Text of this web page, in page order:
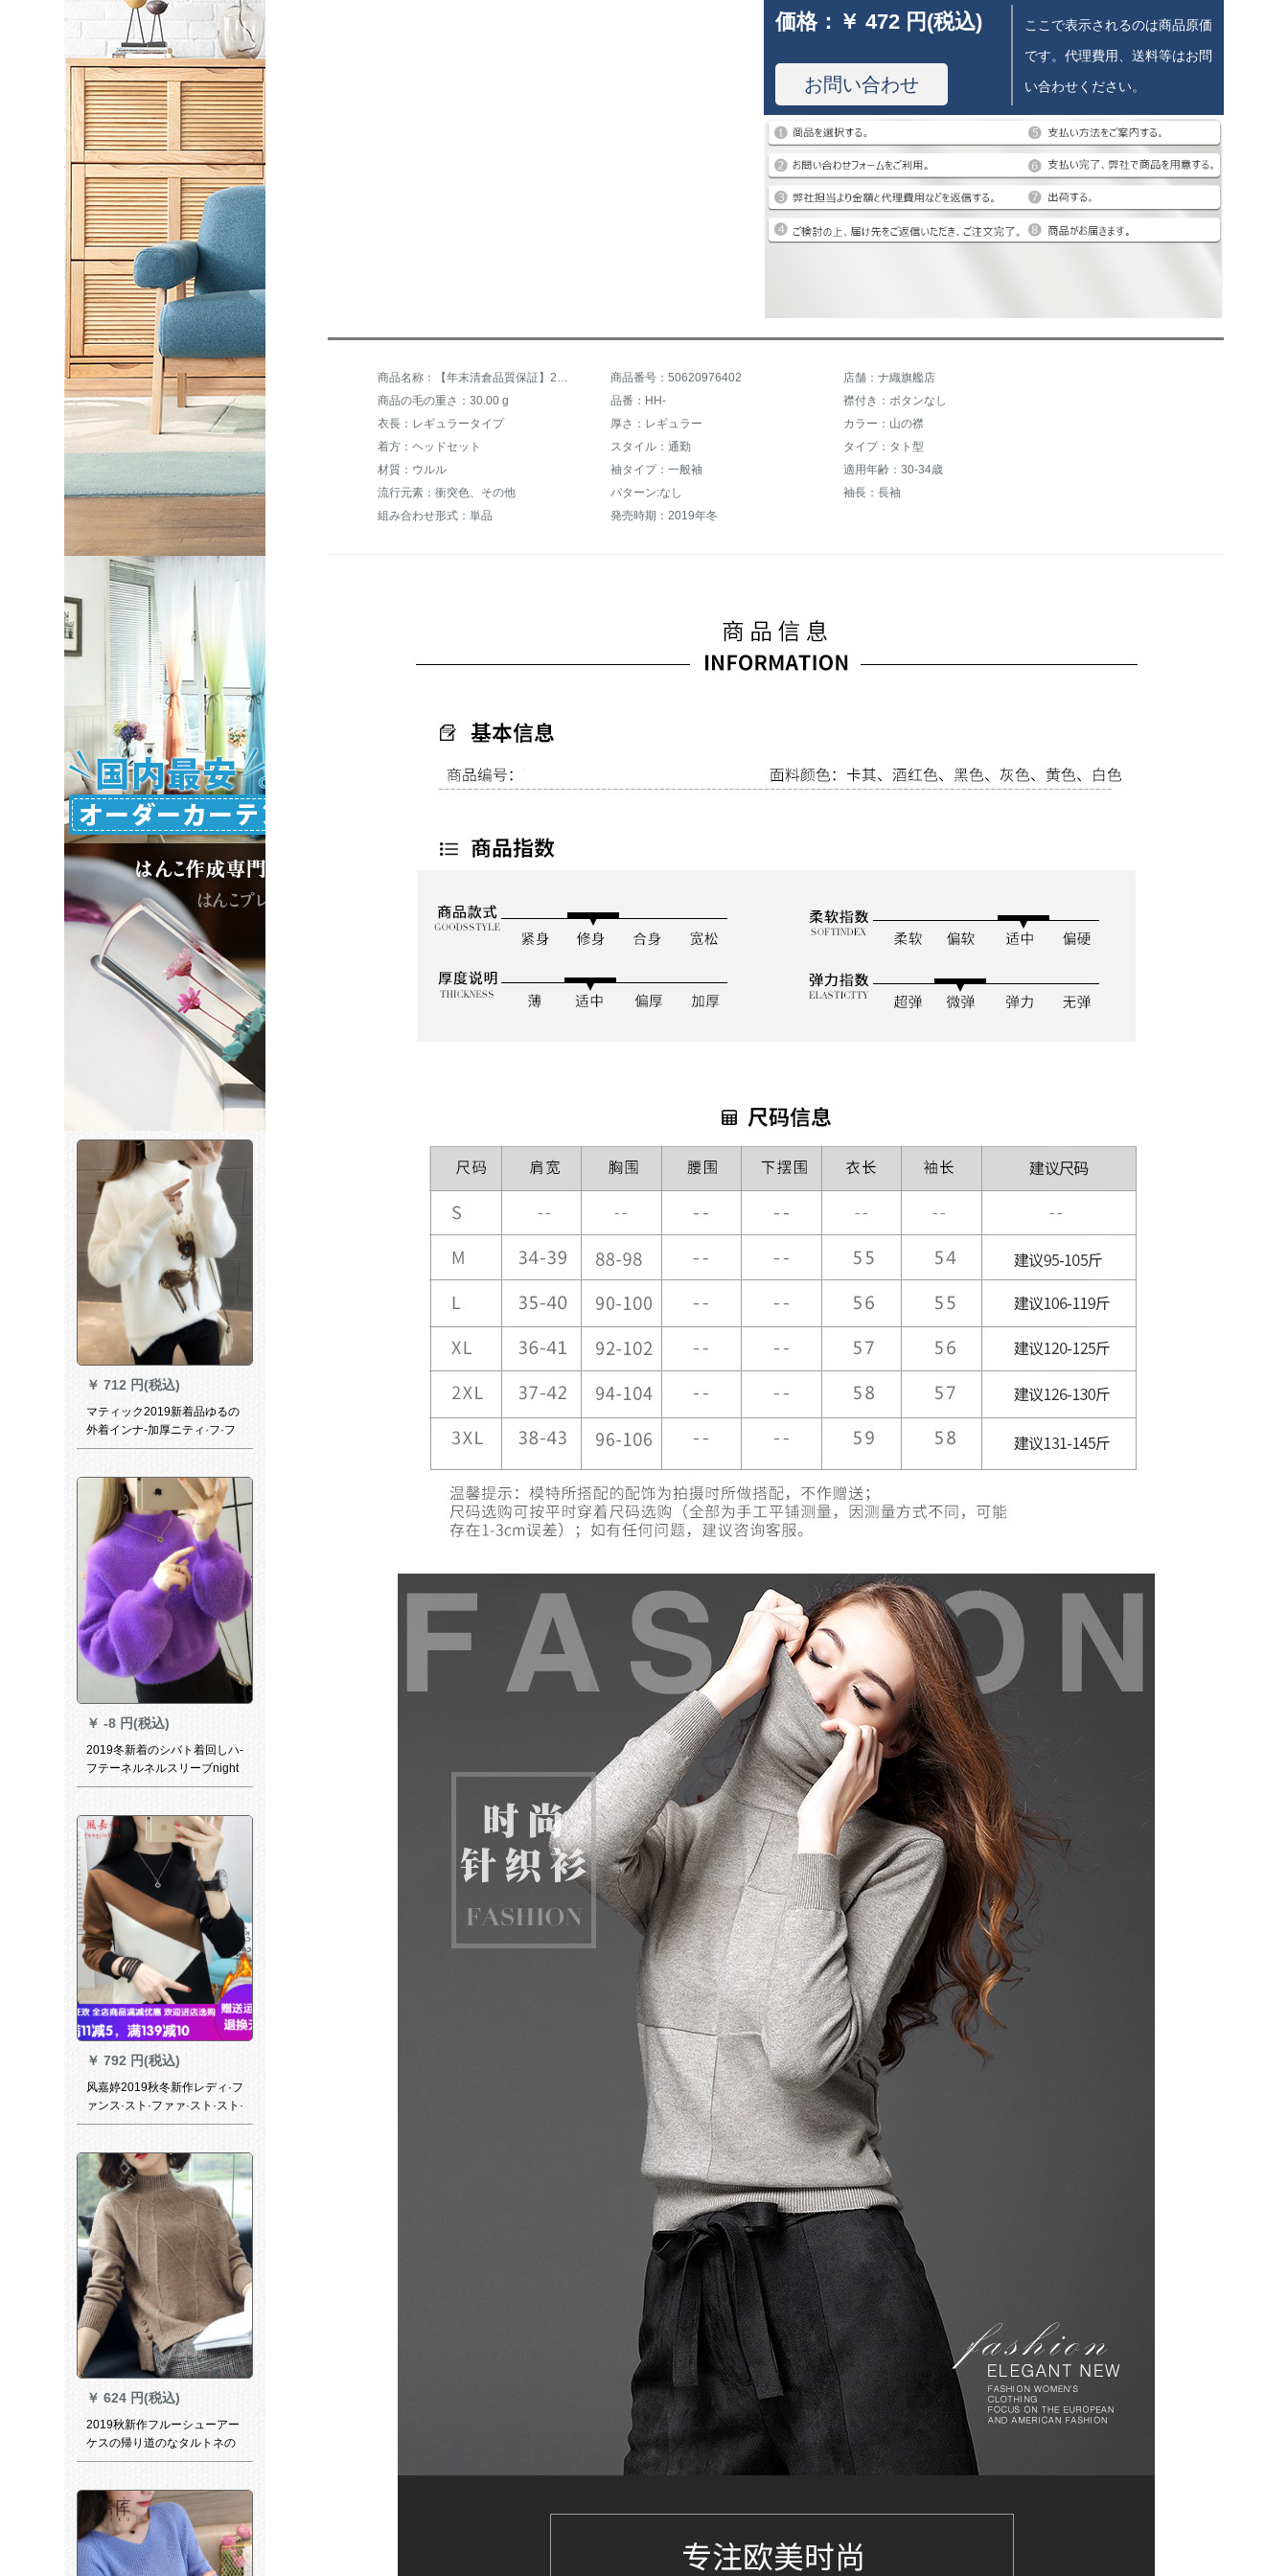
￥ 712 円(税込)
マティック2019新着品ゆるの
外着インナ-加厚ニティ·フ·フ
ァック·ショッカーをモデルに
￥ -8 円(税込)
2019冬新着のシバト着回しハ-
フテーネルネルスリーブnight
F 6980紫フューズ
￥ 792 円(税込)
风嘉婷2019秋冬新作レディ·フ
ァンス·スト·ファァ·スト·スト·
フファ·スト·ファ·ファンシー·
·ス·パン女子長袖カーバー·厚
手保温イン·ナイベルス
￥ 624 円(税込)
2019秋新作フルーシューアー
ケスの帰り道のなタルトネの
见せせや长袖ニコF 6647コー
価格： ￥ 472 円(税込)
お問い合わせ
ここで表示されるのは商品原価
です。代理費用、送料等はお問
い合わせください。
商品名称：【年末清倉品質保証】2019新着品ヒープリーダーのニトリセタ女ユイの大きサーセットヘッドライン5780カーキ色XL 商品番号：50620976402
店舗：ナ織旗艦店
商品の毛の重さ：30.00 g
品番：HH-
襟付き：ボタンなし
衣長：レギュラータイプ
厚さ：レギュラー
カラー：山の襟
着方：ヘッドセット
スタイル：通勤
タイプ：タト型
材質：ウルル
袖タイプ：一般袖
適用年齢：30-34歳
流行元素：衝突色、その他
パターン:なし
袖長：長袖
組み合わせ形式：単品
発売時期：2019年冬